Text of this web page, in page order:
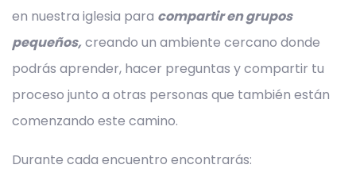
en nuestra iglesia para compartir en grupos
pequeños,creando un ambiente cercano donde
podrás aprender, hacer preguntas y compartir tu
proceso junto a otras personas que también están
comenzando este camino.
Durante cada encuentro encontrarás: